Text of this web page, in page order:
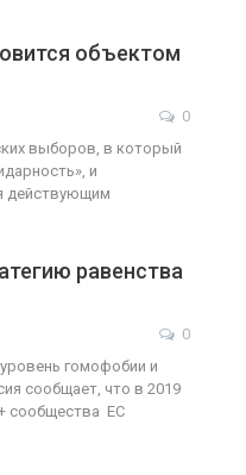
объектом
0
выборов, в который
и
действующим
равенства
0
гомофобии и
сообщает, что в 2019
сообщества ЕС